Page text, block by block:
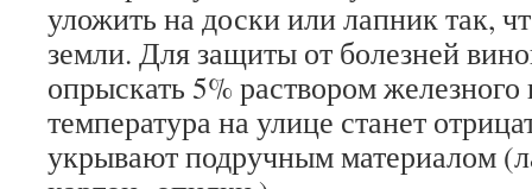
уложить на доски или лапник так,
земли. Для защиты от болезней
опрыскать 5% раствором железного
температура на улице станет
укрывают подручным материалом